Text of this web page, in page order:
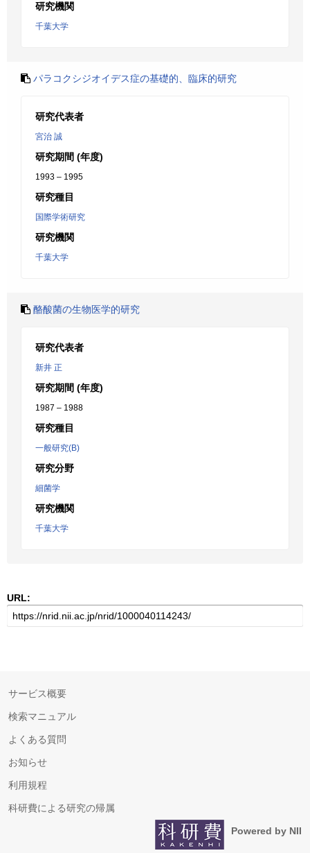
研究機関
千葉大学
パラコクシジオイデス症の基礎的、臨床的研究
研究代表者
宮治 誠
研究期間 (年度)
1993 – 1995
研究種目
国際学術研究
研究機関
千葉大学
酪酸菌の生物医学的研究
研究代表者
新井 正
研究期間 (年度)
1987 – 1988
研究種目
一般研究(B)
研究分野
細菌学
研究機関
千葉大学
URL:
サービス概要
検索マニュアル
よくある質問
お知らせ
利用規程
科研費による研究の帰属
Powered by NII